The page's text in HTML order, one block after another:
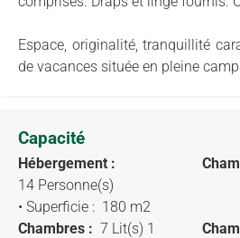
Espace, originalité, tranquillité
de vacances située en pleine
Capacité
Hébergement :
14 Personne(s)
• Superficie : 180 m2
Chambres : 7 Lit(s) 1